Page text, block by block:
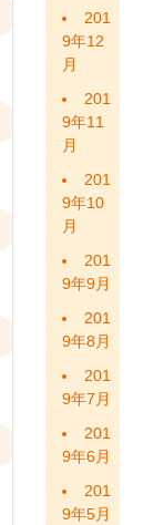
201
9年12
月
201
9年11
月
201
9年10
月
201
9年9月
201
9年8月
201
9年7月
201
9年6月
201
9年5月